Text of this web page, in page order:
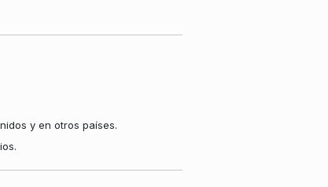
y en otros países.